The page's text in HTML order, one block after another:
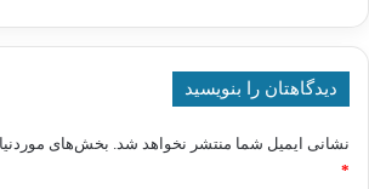
دیدگاهتان را بنویسید
نشانی ایمیل شما منتشر نخواهد شد. بخش‌های
*